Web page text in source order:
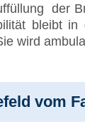
der
bleibt
wird
vom